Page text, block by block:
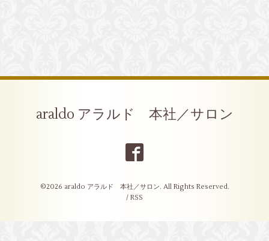
araldo アラルド 本社／サロン
©2026 araldo アラルド 本社／サロン. All Rights Reserved.
/ RSS